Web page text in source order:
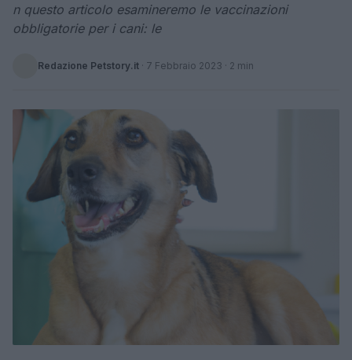
n questo articolo esamineremo le vaccinazioni
obbligatorie per i cani: le
Redazione Petstory.it · 7 Febbraio 2023 · 2 min